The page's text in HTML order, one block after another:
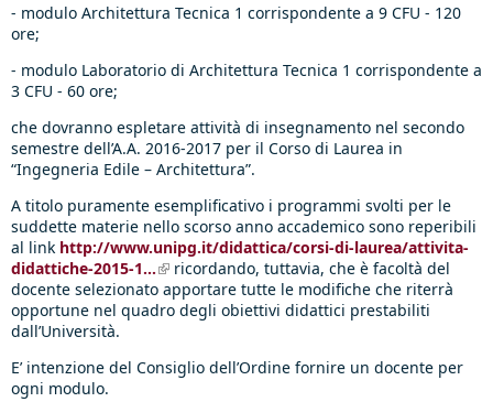
- modulo Architettura Tecnica 1 corrispondente a 9 CFU - 120
ore;
- modulo Laboratorio di Architettura Tecnica 1 corrispondente a
3 CFU - 60 ore;
che dovranno espletare attività di insegnamento nel secondo
semestre dell’A.A. 2016-2017 per il Corso di Laurea in
“Ingegneria Edile – Architettura”.
A titolo puramente esemplificativo i programmi svolti per le
suddette materie nello scorso anno accademico sono reperibili
al link http://www.unipg.it/didattica/corsi-di-laurea/attivita-
didattiche-2015-1...(link is external)
ricordando, tuttavia, che è facoltà del
docente selezionato apportare tutte le modifiche che riterrà
opportune nel quadro degli obiettivi didattici prestabiliti
dall’Università.
E’ intenzione del Consiglio dell’Ordine fornire un docente per
ogni modulo.